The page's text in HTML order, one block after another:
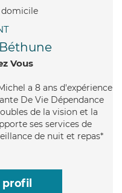
Béthune
Vous
a 8 ans d'expérience
De Vie Dépendance
de la vision et la
ses services de
de nuit et repas*
profil